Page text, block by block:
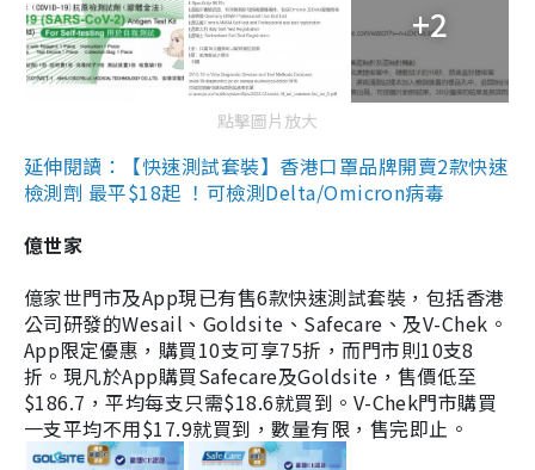
+2
點擊圖片放大
延伸閱讀：【快速測試套裝】香港口罩品牌開賣2款快速
檢測劑 最平$18起 ！可檢測Delta/Omicron病毒
億世家
億家世門市及App現已有售6款快速測試套裝，包括香港
公司研發的Wesail、Goldsite、Safecare、及V-Chek。
App限定優惠，購買10支可享75折，而門市則10支8
折。現凡於App購買Safecare及Goldsite，售價低至
$186.7，平均每支只需$18.6就買到。V-Chek門市購買
一支平均不用$17.9就買到，數量有限，售完即止。